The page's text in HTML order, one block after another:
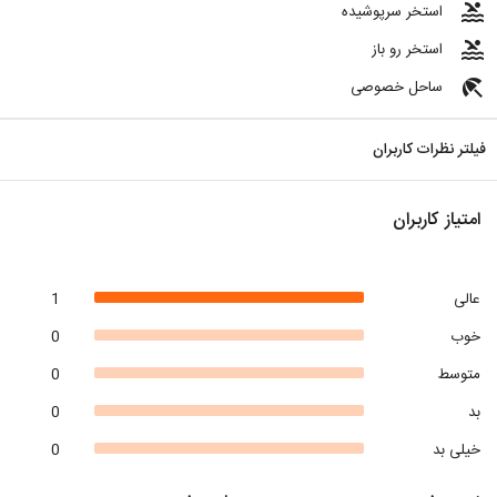
pool استخر سرپوشیده
pool استخر رو باز
beach_access ساحل خصوصی
فیلتر نظرات کاربران
امتیاز کاربران
1
عالی
0
خوب
0
متوسط
0
بد
0
خیلی بد